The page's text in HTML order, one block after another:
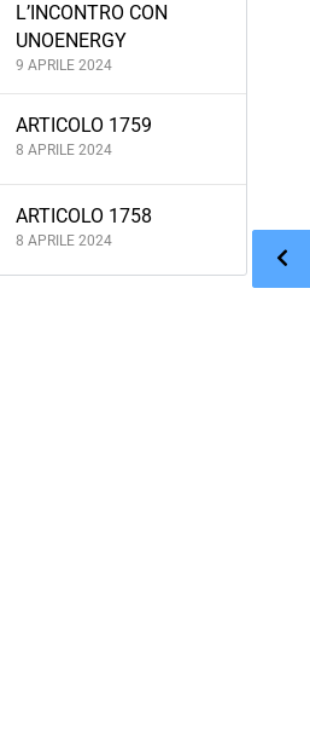
L’INCONTRO CON
UNOENERGY
9 APRILE 2024
ARTICOLO 1759
8 APRILE 2024
ARTICOLO 1758
8 APRILE 2024